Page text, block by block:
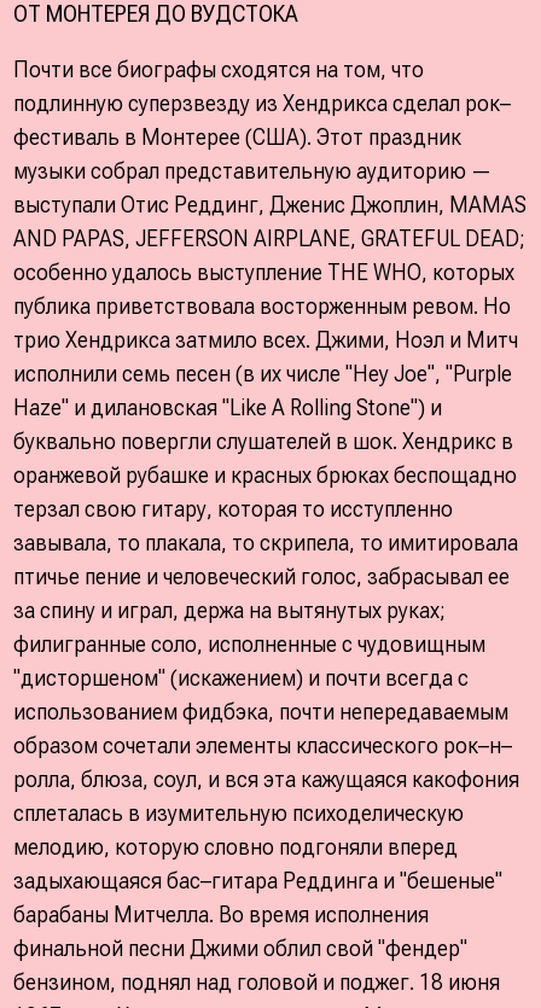
ОТ МОНТЕРЕЯ ДО ВУДСТОКА
Почти все биографы сходятся на том, что
подлинную суперзвезду из Хендрикса сделал рок–
фестиваль в Монтерее (США). Этот праздник
музыки собрал представительную аудиторию —
выступали Отис Реддинг, Дженис Джоплин, MAMAS
AND PAPAS, JEFFERSON AIRPLANE, GRATEFUL DEAD;
особенно удалось выступление ТНЕ WНО, которых
публика приветствовала восторженным ревом. Но
трио Хендрикса затмило всех. Джими, Ноэл и Митч
исполнили семь песен (в их числе "Hey Joe", "Purple
Haze" и дилановская "Like A Rolling Stone") и
буквально повергли слушателей в шок. Хендрикс в
оранжевой рубашке и красных брюках беспощадно
терзал свою гитару, которая то исступленно
завывала, то плакала, то скрипела, то имитировала
птичье пение и человеческий голос, забрасывал ее
за спину и играл, держа на вытянутых руках;
филигранные соло, исполненные с чудовищным
"дисторшеном" (искажением) и почти всегда с
использованием фидбэка, почти непередаваемым
образом сочетали элементы классического рок–н–
ролла, блюза, соул, и вся эта кажущаяся какофония
сплеталась в изумительную психоделическую
мелодию, которую словно подгоняли вперед
задыхающаяся бас–гитара Реддинга и "бешеные"
барабаны Митчелла. Во время исполнения
финальной песни Джими облил свой "фендер"
бензином, поднял над головой и поджег. 18 июня